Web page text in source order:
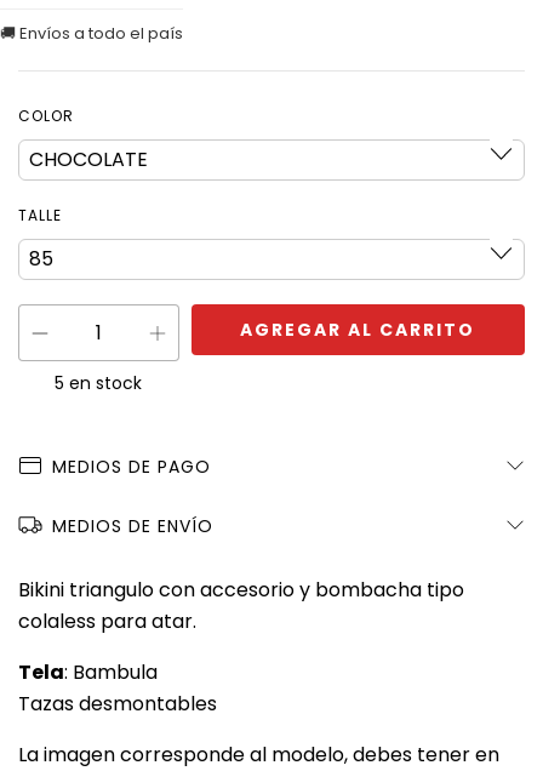
COLOR
TALLE
5 en stock
MEDIOS DE PAGO
MEDIOS DE ENVÍO
Bikini triangulo con accesorio y bombacha tipo
colaless para atar.
Tela: Bambula
Tazas desmontables
La imagen corresponde al modelo, debes tener en